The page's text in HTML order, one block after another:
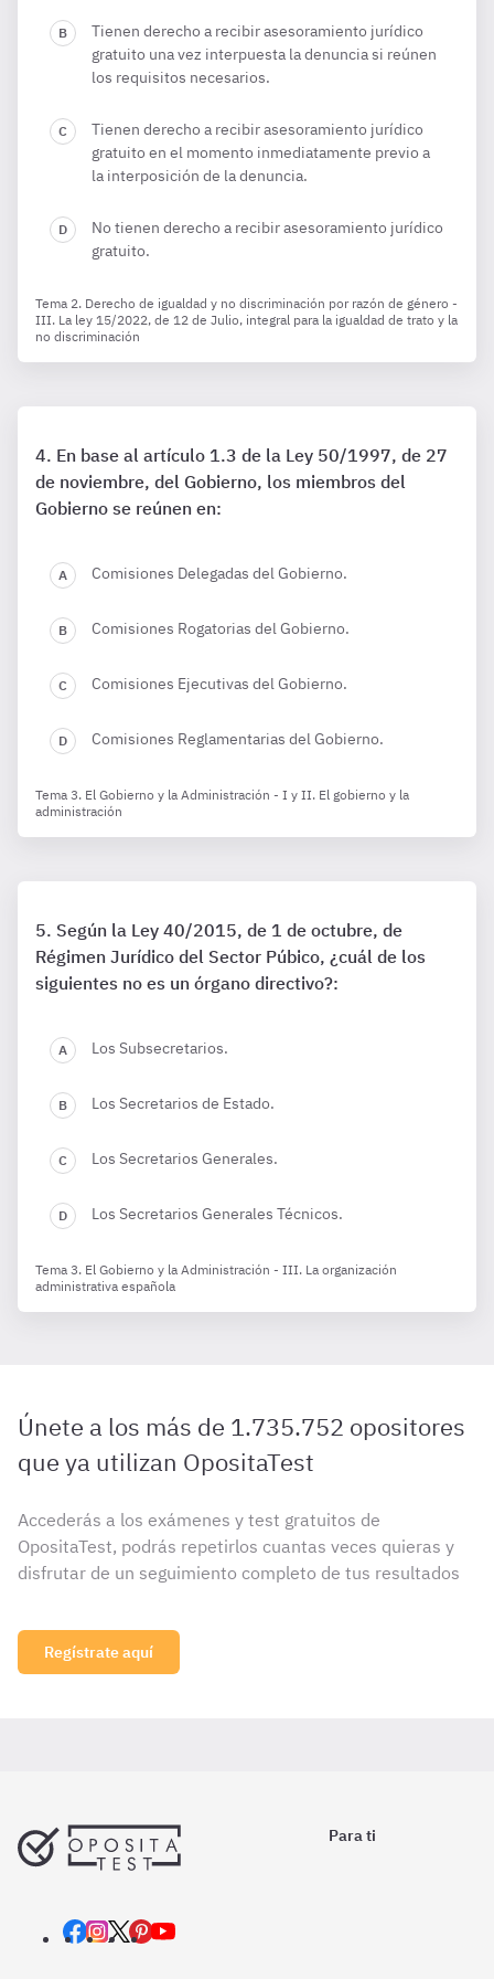
Tienen derecho a recibir asesoramiento jurídico
gratuito una vez interpuesta la denuncia si reúnen
los requisitos necesarios.
Tienen derecho a recibir asesoramiento jurídico
gratuito en el momento inmediatamente previo a
la interposición de la denuncia.
No tienen derecho a recibir asesoramiento jurídico
gratuito.
Tema 2. Derecho de igualdad y no discriminación por razón de género -
III. La ley 15/2022, de 12 de Julio, integral para la igualdad de trato y la
no discriminación
En base al artículo 1.3 de la Ley 50/1997, de 27
de noviembre, del Gobierno, los miembros del
Gobierno se reúnen en:
Comisiones Delegadas del Gobierno.
Comisiones Rogatorias del Gobierno.
Comisiones Ejecutivas del Gobierno.
Comisiones Reglamentarias del Gobierno.
Tema 3. El Gobierno y la Administración - I y II. El gobierno y la
administración
Según la Ley 40/2015, de 1 de octubre, de
Régimen Jurídico del Sector Púbico, ¿cuál de los
siguientes no es un órgano directivo?:
Los Subsecretarios.
Los Secretarios de Estado.
Los Secretarios Generales.
Los Secretarios Generales Técnicos.
Tema 3. El Gobierno y la Administración - III. La organización
administrativa española
Únete a los más de 1.735.752 opositores
que ya utilizan OpositaTest
Accederás a los exámenes y test gratuitos de
OpositaTest, podrás repetirlos cuantas veces quieras y
disfrutar de un seguimiento completo de tus resultados
Regístrate aquí
Para ti